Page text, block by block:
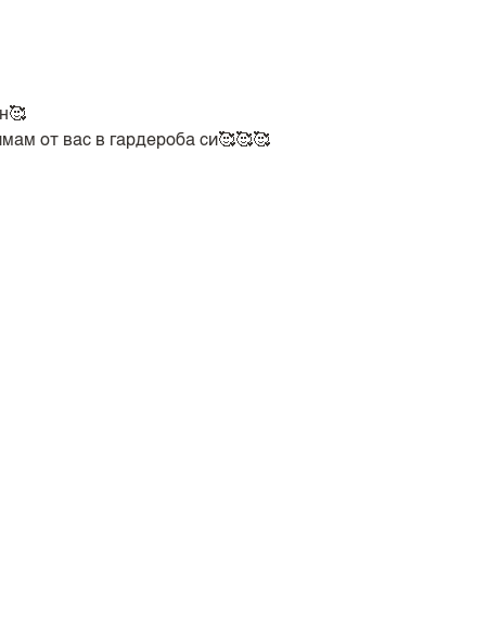
от вас в гардероба си🥰🥰🥰